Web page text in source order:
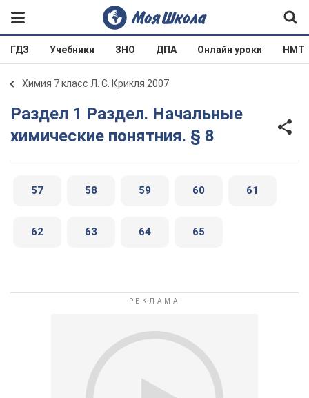
ГДЗ Учебники ЗНО ДПА Онлайн уроки НМТ
Химия 7 класс Л. С. Крикля 2007
Раздел 1 Раздел. Начальные
химические понятния. § 8
57 58 59 60 61
62 63 64 65